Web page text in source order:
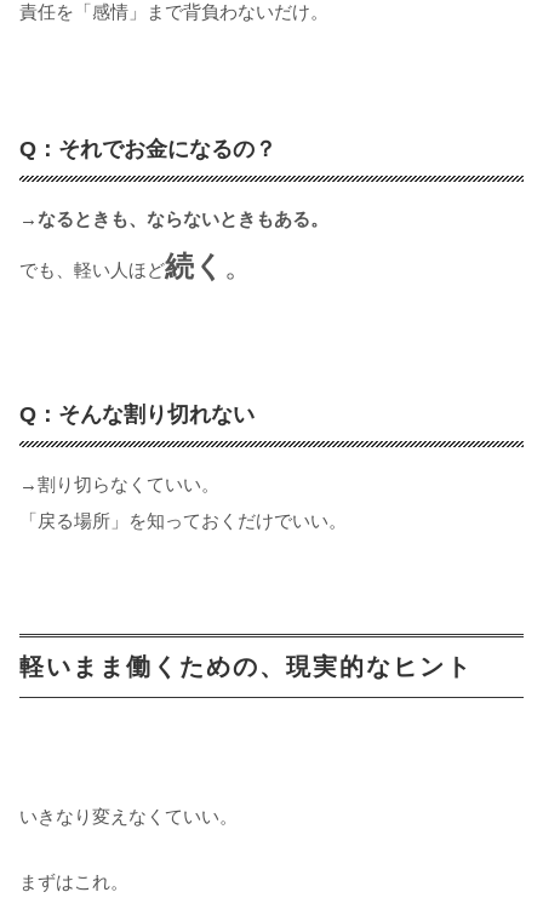
責任を「感情」まで背負わないだけ。
Q：それでお金になるの？
→なるときも、ならないときもある。
でも、軽い人ほど続く 。
Q：そんな割り切れない
→割り切らなくていい。
「戻る場所」を知っておくだけでいい。
軽いまま働くための、現実的なヒント
いきなり変えなくていい。
まずはこれ。